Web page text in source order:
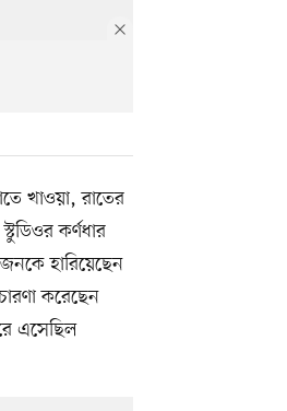
খাওয়া, রাতের
কর্ণধার
হারিয়েছেন
করেছেন
এসেছিল